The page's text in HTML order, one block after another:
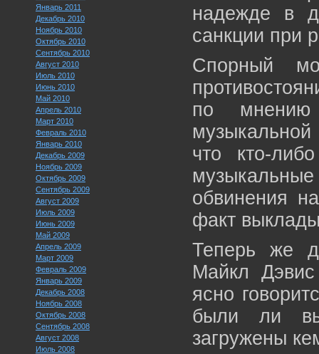
Январь 2011
Декабрь 2010
Ноябрь 2010
Октябрь 2010
Сентябрь 2010
Август 2010
Июль 2010
Июнь 2010
Май 2010
Апрель 2010
Март 2010
Февраль 2010
Январь 2010
Декабрь 2009
Ноябрь 2009
Октябрь 2009
Сентябрь 2009
Август 2009
Июль 2009
Июнь 2009
Май 2009
Апрель 2009
Март 2009
Февраль 2009
Январь 2009
Декабрь 2008
Ноябрь 2008
Октябрь 2008
Сентябрь 2008
Август 2008
Июль 2008
надежде в
санкции при
Спорный
по мнению
что кто-
обвинения
факт
Теперь же
Майкл
ясно
были ли
загружены